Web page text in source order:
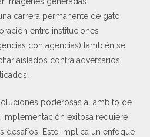
carrera permanente de gato
entre instituciones
con agencias) también se
aislados contra adversarios
poderosas al ámbito de
implementación exitosa requiere
desafíos. Esto implica un enfoque